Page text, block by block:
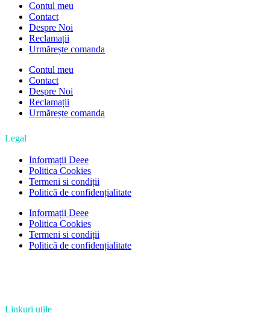
Contul meu
Contact
Despre Noi
Reclamații
Urmărește comanda
Contul meu
Contact
Despre Noi
Reclamații
Urmărește comanda
Legal
Informații Deee
Politica Cookies
Termeni si condiții
Politică de confidențialitate
Informații Deee
Politica Cookies
Termeni si condiții
Politică de confidențialitate
Linkuri utile